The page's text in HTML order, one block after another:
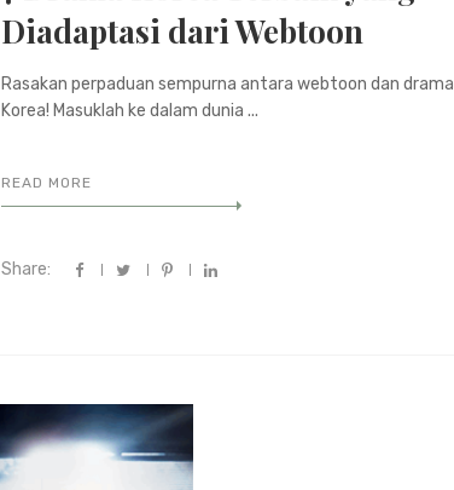
Diadaptasi dari Webtoon
Rasakan perpaduan sempurna antara webtoon dan drama
Korea! Masuklah ke dalam dunia ...
READ MORE
Share: